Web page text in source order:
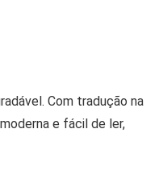
Com tradução na
e fácil de ler,